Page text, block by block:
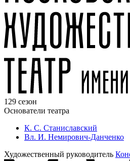
129 сезон
Основатели театра
К. С. Станиславский
Вл. И. Немирович-Данченко
Художественный руководитель